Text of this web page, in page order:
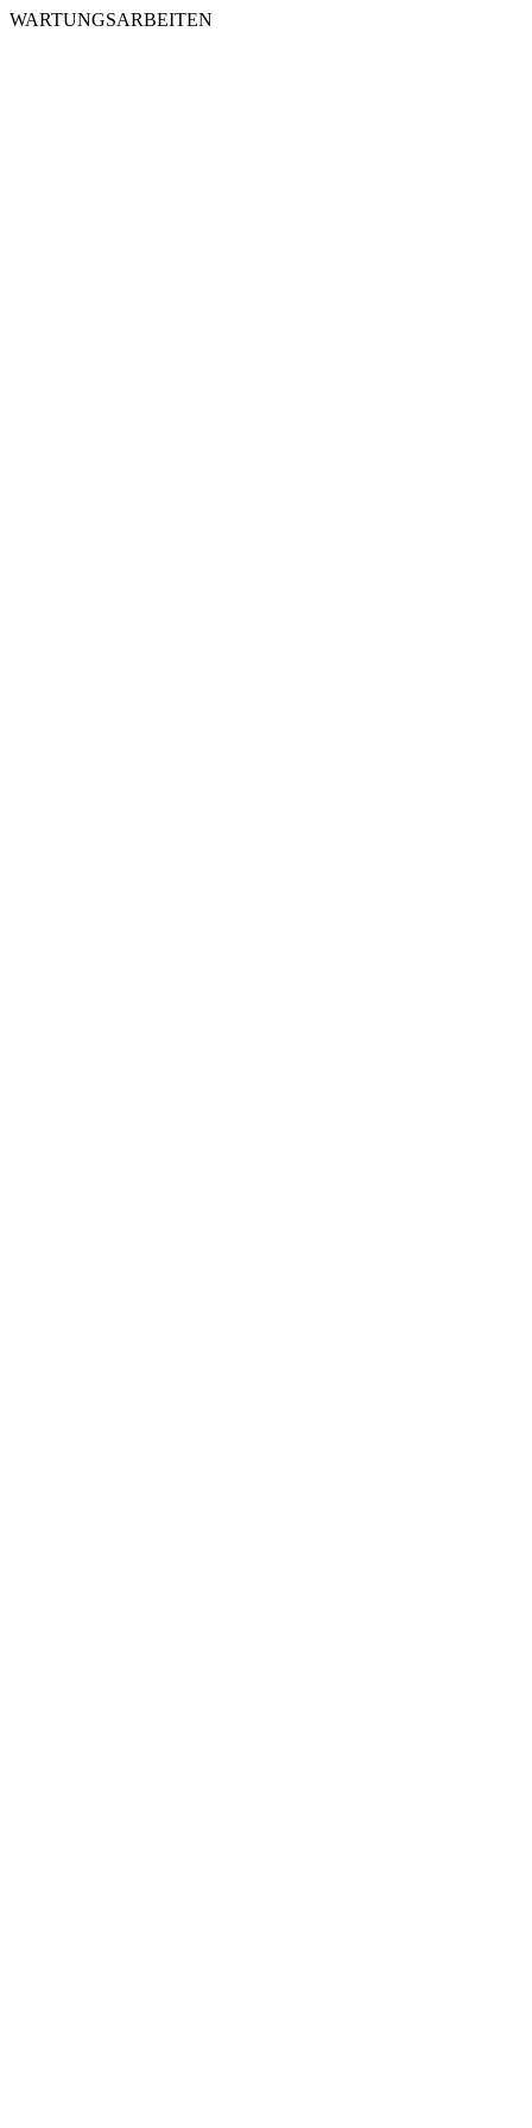
WARTUNGSARBEITEN